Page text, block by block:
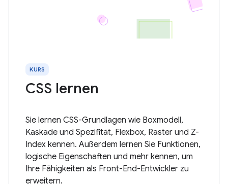
KURS
CSS lernen
Sie lernen CSS-Grundlagen wie Boxmodell,
Kaskade und Spezifität, Flexbox, Raster und Z-
Index kennen. Außerdem lernen Sie Funktionen,
logische Eigenschaften und mehr kennen, um
Ihre Fähigkeiten als Front-End-Entwickler zu
erweitern.